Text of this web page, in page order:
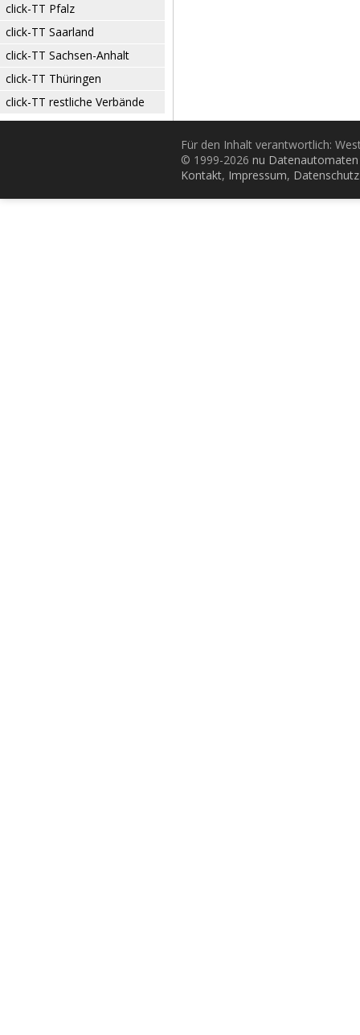
click-TT Pfalz
click-TT Saarland
click-TT Sachsen-Anhalt
click-TT Thüringen
click-TT restliche Verbände
Für den Inhalt verantwortlich:
© 1999-2026 nu
Kontakt, Impressum, Datenschutz